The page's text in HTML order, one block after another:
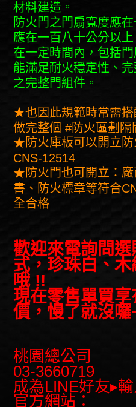
材料建造。
防火門之門扇寬度應
應在一百八十公分以上
在一定時間內，包括
能滿足耐火穩定性、
之完整門組件。
★也因此規範時常需
做完整個 #防火區劃隔
★ 防火庫板可以開立
CNS-12514
★ 防火門也可開立：
書、防火標章等符合
全合格
歡迎來電詢問
式，珍珠白、
哦 !!
現在零售單買
價，慢了就沒
桃園總公司
03-3660719
成為LINE好友▸
官方網站：